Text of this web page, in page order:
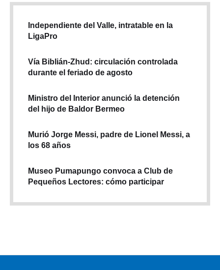
Independiente del Valle, intratable en la
LigaPro
Vía Biblián-Zhud: circulación controlada
durante el feriado de agosto
Ministro del Interior anunció la detención
del hijo de Baldor Bermeo
Murió Jorge Messi, padre de Lionel Messi, a
los 68 años
Museo Pumapungo convoca a Club de
Pequeños Lectores: cómo participar